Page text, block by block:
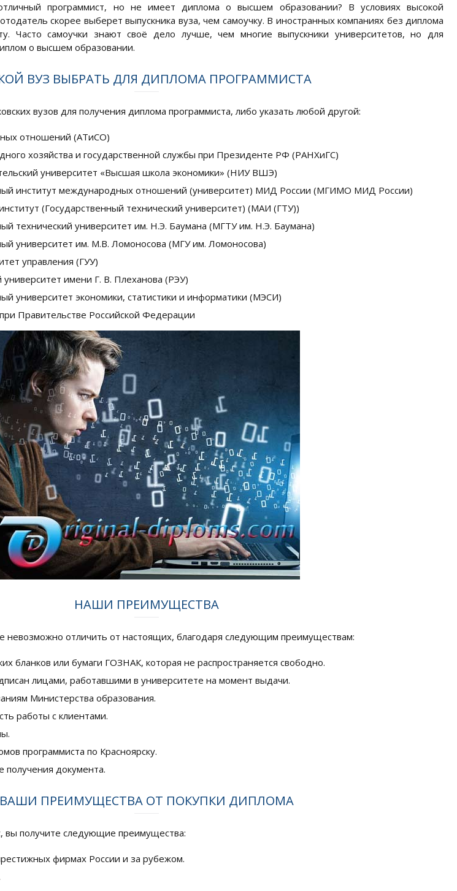
программист, но не имеет диплома о высшем образовании? В условиях высокой
скорее выберет выпускника вуза, чем самоучку. В иностранных компаниях без диплома
Часто самоучки знают своё дело лучше, чем многие выпускники университетов, но для
о высшем образовании.
ВУЗ ВЫБРАТЬ ДЛЯ ДИПЛОМА ПРОГРАММИСТА
вузов для получения диплома программиста, либо указать любой другой:
отношений (АТиСО)
хозяйства и государственной службы при Президенте РФ (РАНХиГС)
университет «Высшая школа экономики» (НИУ ВШЭ)
институт международных отношений (университет) МИД России (МГИМО МИД России)
(Государственный технический университет) (МАИ (ГТУ))
технический университет им. Н.Э. Баумана (МГТУ им. Н.Э. Баумана)
университет им. М.В. Ломоносова (МГУ им. Ломоносова)
управления (ГУУ)
университет имени Г. В. Плеханова (РЭУ)
университет экономики, статистики и информатики (МЭСИ)
Правительстве Российской Федерации
НАШИ ПРЕИМУЩЕСТВА
невозможно отличить от настоящих, благодаря следующим преимуществам:
бланков или бумаги ГОЗНАК, которая не распространяется свободно.
лицами, работавшими в университете на момент выдачи.
Министерства образования.
работы с клиентами.
программиста по Красноярску.
получения документа.
ВАШИ ПРЕИМУЩЕСТВА ОТ ПОКУПКИ ДИПЛОМА
вы получите следующие преимущества:
фирмах России и за рубежом.